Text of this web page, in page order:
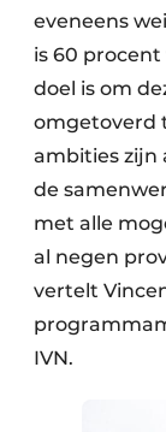
eveneens
is 60 procent
doel is om
omgetoverd
ambities zijn
de
met alle
al negen
vertelt
IVN.